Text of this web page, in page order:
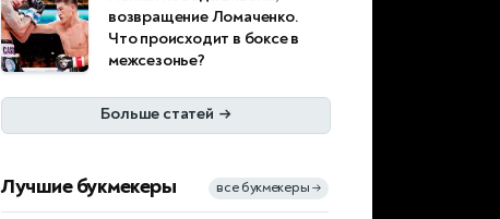
возвращение Ломаченко.
Что происходит в боксе в
межсезонье?
Больше статей →
Лучшие букмекеры все букмекеры →